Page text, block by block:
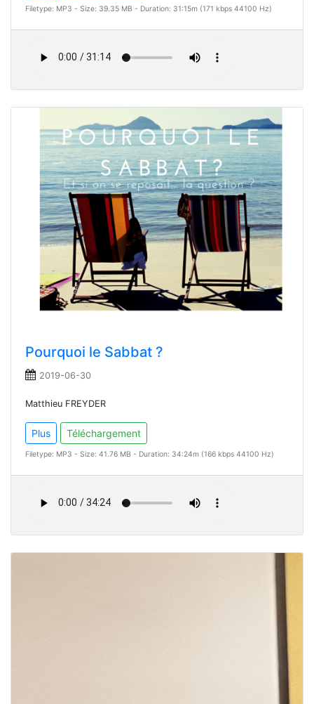
Filetype: MP3 - Size: 39.35 MB - Duration: 31:15m (171 kbps 44100 Hz)
Pourquoi le Sabbat ?
2019-06-30
Matthieu FREYDER
Plus Téléchargement
Filetype: MP3 - Size: 41.76 MB - Duration: 34:24m (166 kbps 44100 Hz)